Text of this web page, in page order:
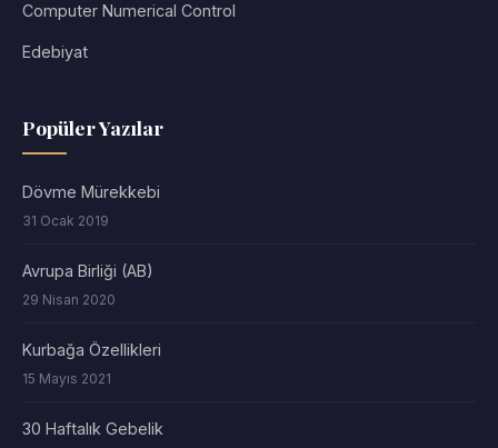
Computer Numerical Control
Edebiyat
Popüler Yazılar
Dövme Mürekkebi
31 Ocak 2019
Avrupa Birliği (AB)
29 Nisan 2020
Kurbağa Özellikleri
15 Mayıs 2021
30 Haftalık Gebelik